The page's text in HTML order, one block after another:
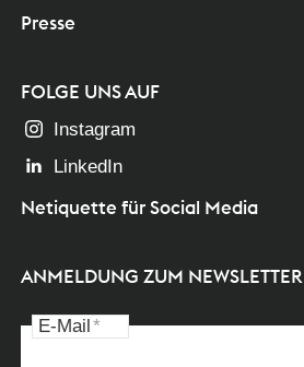
Presse
FOLGE UNS AUF
Instagram
LinkedIn
Netiquette für Social Media
ANMELDUNG ZUM NEWSLETTER
E-Mail*